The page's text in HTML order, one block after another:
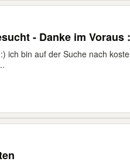
- Danke im Voraus
ich bin auf der Suche nach